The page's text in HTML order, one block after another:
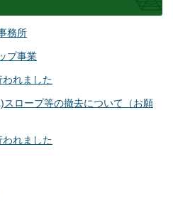
務所
プ事業
れました
ロープ等の撤去について（お願
れました